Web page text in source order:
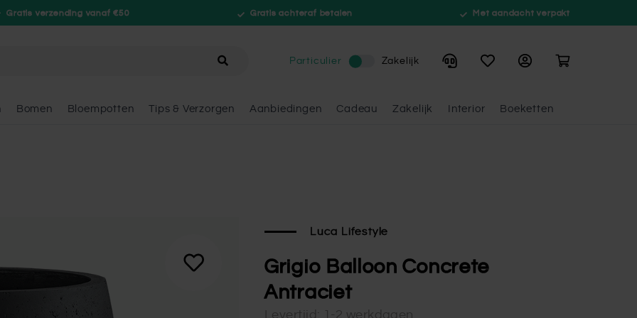
Gratis verzending vanaf €50 Gratis achteraf betalen Met aandacht verpakt
Bomen Bloempotten Tips & Verzorgen Aanbiedingen Cadeau Zakelijk Interior Boeketten
Particulier Zakelijk Winkelwagen
Luca Lifestyle
Grigio Balloon Concrete
Antraciet
Levertijd: 1-2 werkdagen